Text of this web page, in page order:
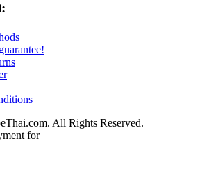
All Rights Reserved.
for